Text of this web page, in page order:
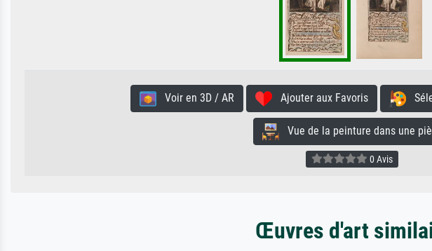
Voir en 3D / AR Ajouter aux Favoris
Vue de la peinture dans une
0 Avis
Œuvres d'art